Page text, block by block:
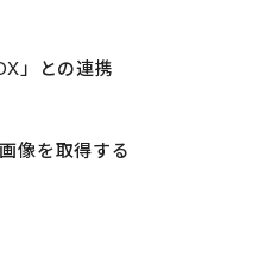
」との連携
像を取得する